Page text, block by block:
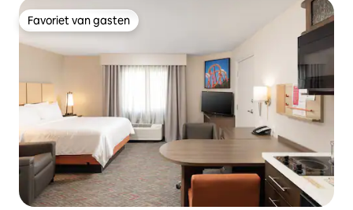
Favoriet van gasten
Favoriet van gasten